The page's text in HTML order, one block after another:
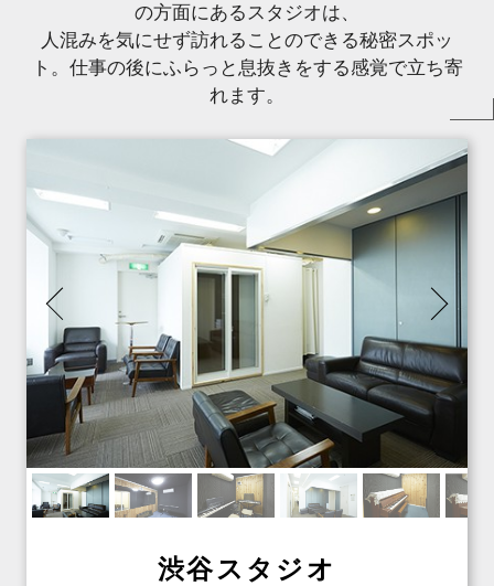
の方面にあるスタジオは、
人混みを気にせず訪れることのできる秘密スポッ
ト。仕事の後にふらっと息抜きをする感覚で立ち寄
れます。
渋谷スタジオ